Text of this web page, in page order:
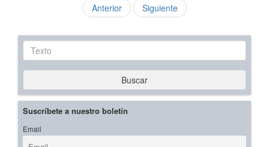
Anterior Siguiente
Texto
Buscar
Suscríbete a nuestro boletín
Email